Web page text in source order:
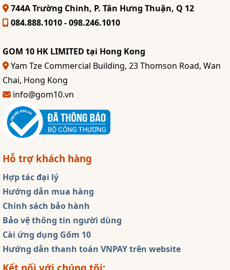
744A Trường Chinh, P. Tân Hưng Thuận, Q 12
084.888.1010 - 098.246.1010
GOM 10 HK LIMITED tại Hong Kong
Yam Tze Commercial Building, 23 Thomson Road, Wan
Chai, Hong Kong
info@gom10.vn
Hỗ trợ khách hàng
Hợp tác đại lý
Hướng dẫn mua hàng
Chính sách bảo hành
Bảo vệ thông tin người dùng
Cài ứng dụng Gốm 10
Hướng dẫn thanh toán VNPAY trên website
Kết nối với chúng tôi: